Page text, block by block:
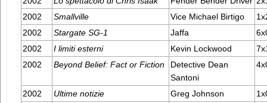
2002
Smallville Vice Michael Birtigo
2002
Stargate SG-1 Jaffa
2002
I limiti esterni Kevin Lockwood
2002
Beyond Belief: Fact or Fiction
Detective Dean
Santoni
2002 Ultime notizie Greg Johnson